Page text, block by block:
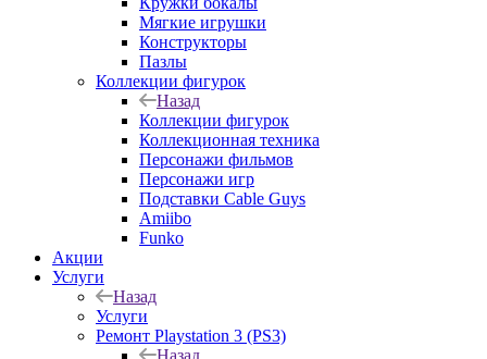
Мягкие игрушки
Конструкторы
Пазлы
Коллекции фигурок
Назад
Коллекции фигурок
Коллекционная техника
Персонажи фильмов
Персонажи игр
Подставки Cable Guys
Amiibo
Funko
Акции
Услуги
Назад
Услуги
Ремонт Playstation 3 (PS3)
Назад